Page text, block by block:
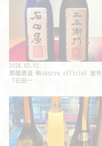
2024.05.02
黒龍酒造 @kokuryu_official 屋号
「石田…